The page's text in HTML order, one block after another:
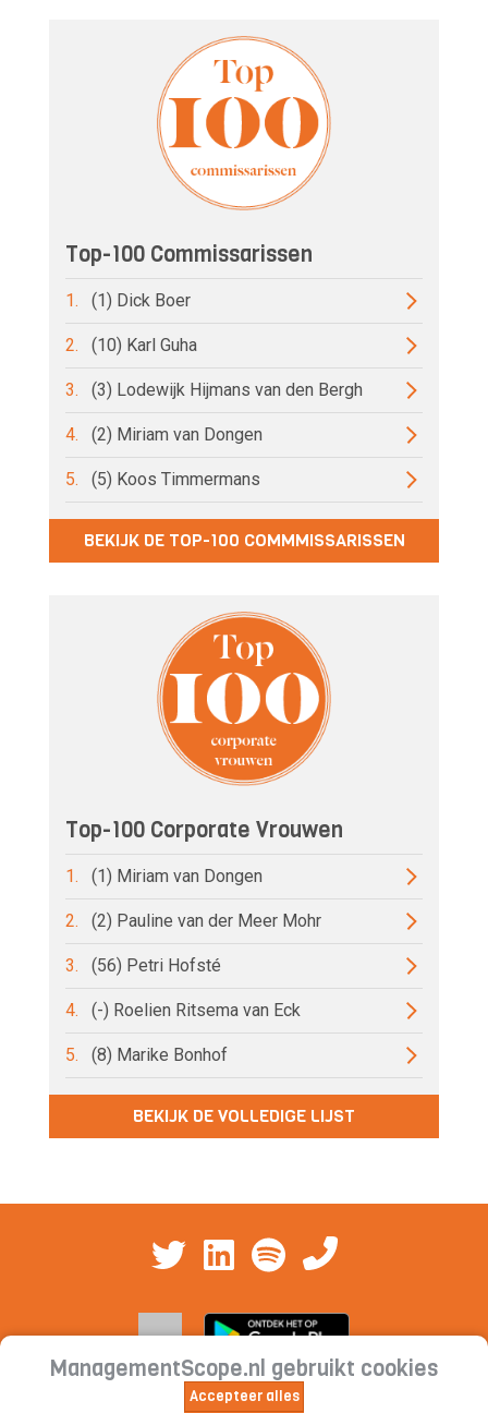
Top-100 Commissarissen
1. (1) Dick Boer
2. (10) Karl Guha
3. (3) Lodewijk Hijmans van den Bergh
4. (2) Miriam van Dongen
5. (5) Koos Timmermans
BEKIJK DE TOP-100 COMMMISSARISSEN
Top-100 Corporate Vrouwen
1. (1) Miriam van Dongen
2. (2) Pauline van der Meer Mohr
3. (56) Petri Hofsté
4. (-) Roelien Ritsema van Eck
5. (8) Marike Bonhof
BEKIJK DE VOLLEDIGE LIJST
ManagementScope.nl gebruikt cookies
Accepteer alles